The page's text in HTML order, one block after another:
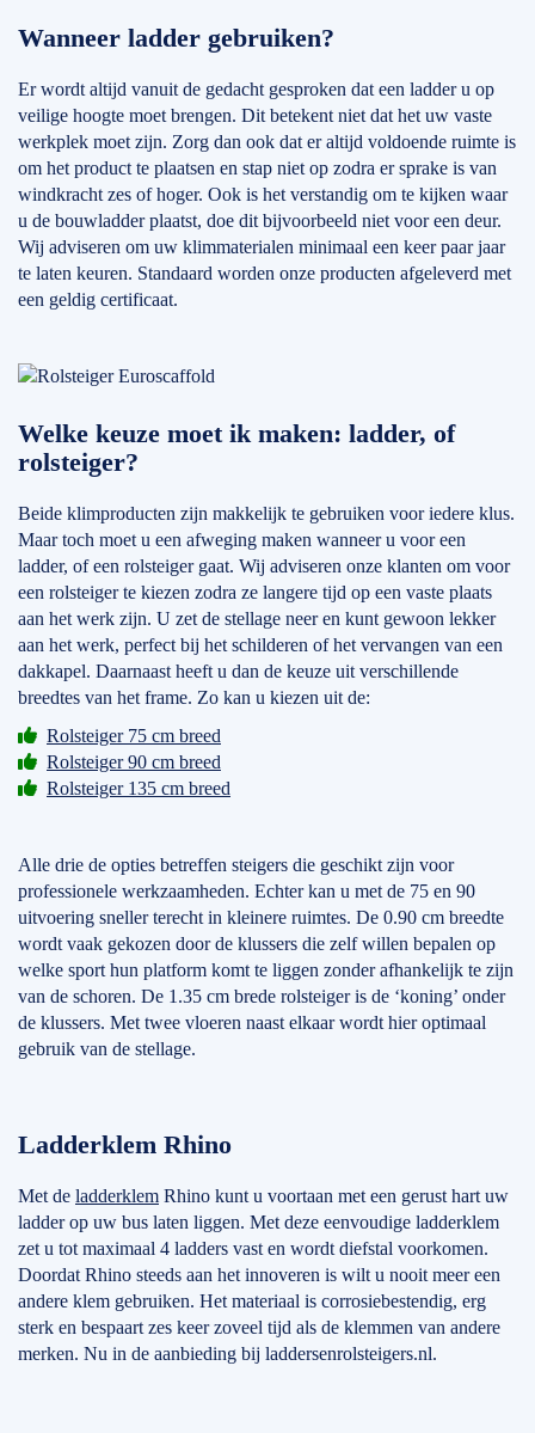
Wanneer ladder gebruiken?
Er wordt altijd vanuit de gedacht gesproken dat een ladder u op
veilige hoogte moet brengen. Dit betekent niet dat het uw vaste
werkplek moet zijn. Zorg dan ook dat er altijd voldoende ruimte is
om het product te plaatsen en stap niet op zodra er sprake is van
windkracht zes of hoger. Ook is het verstandig om te kijken waar
u de bouwladder plaatst, doe dit bijvoorbeeld niet voor een deur.
Wij adviseren om uw klimmaterialen minimaal een keer paar jaar
te laten keuren. Standaard worden onze producten afgeleverd met
een geldig certificaat.
Welke keuze moet ik maken: ladder, of
rolsteiger?
Beide klimproducten zijn makkelijk te gebruiken voor iedere klus.
Maar toch moet u een afweging maken wanneer u voor een
ladder, of een rolsteiger gaat. Wij adviseren onze klanten om voor
een rolsteiger te kiezen zodra ze langere tijd op een vaste plaats
aan het werk zijn. U zet de stellage neer en kunt gewoon lekker
aan het werk, perfect bij het schilderen of het vervangen van een
dakkapel. Daarnaast heeft u dan de keuze uit verschillende
breedtes van het frame. Zo kan u kiezen uit de:
Rolsteiger 75 cm breed
Rolsteiger 90 cm breed
Rolsteiger 135 cm breed
Alle drie de opties betreffen steigers die geschikt zijn voor
professionele werkzaamheden. Echter kan u met de 75 en 90
uitvoering sneller terecht in kleinere ruimtes. De 0.90 cm breedte
wordt vaak gekozen door de klussers die zelf willen bepalen op
welke sport hun platform komt te liggen zonder afhankelijk te zijn
van de schoren. De 1.35 cm brede rolsteiger is de ‘koning’ onder
de klussers. Met twee vloeren naast elkaar wordt hier optimaal
gebruik van de stellage.
Ladderklem Rhino
Met de ladderklem Rhino kunt u voortaan met een gerust hart uw
ladder op uw bus laten liggen. Met deze eenvoudige ladderklem
zet u tot maximaal 4 ladders vast en wordt diefstal voorkomen.
Doordat Rhino steeds aan het innoveren is wilt u nooit meer een
andere klem gebruiken. Het materiaal is corrosiebestendig, erg
sterk en bespaart zes keer zoveel tijd als de klemmen van andere
merken. Nu in de aanbieding bij laddersenrolsteigers.nl.